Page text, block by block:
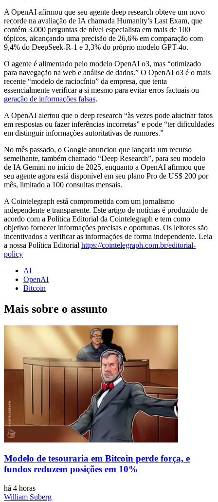
A OpenAI afirmou que seu agente deep research obteve um novo
recorde na avaliação de IA chamada Humanity’s Last Exam, que
contém 3.000 perguntas de nível especialista em mais de 100
tópicos, alcançando uma precisão de 26,6% em comparação com
9,4% do DeepSeek-R-1 e 3,3% do próprio modelo GPT-4o.
O agente é alimentado pelo modelo OpenAI o3, mas “otimizado
para navegação na web e análise de dados.” O OpenAI o3 é o mais
recente “modelo de raciocínio” da empresa, que tenta
essencialmente verificar a si mesmo para evitar erros factuais ou
geração de informações falsas.
A OpenAI alertou que o deep research “às vezes pode alucinar fatos
em respostas ou fazer inferências incorretas” e pode “ter dificuldades
em distinguir informações autoritativas de rumores.”
No mês passado, o Google anunciou que lançaria um recurso
semelhante, também chamado “Deep Research”, para seu modelo
de IA Gemini no início de 2025, enquanto a OpenAI afirmou que
seu agente agora está disponível em seu plano Pro de US$ 200 por
mês, limitado a 100 consultas mensais.
A Cointelegraph está comprometida com um jornalismo
independente e transparente. Este artigo de notícias é produzido de
acordo com a Política Editorial da Cointelegraph e tem como
objetivo fornecer informações precisas e oportunas. Os leitores são
incentivados a verificar as informações de forma independente. Leia
a nossa Política Editorial https://cointelegraph.com.br/editorial-
policy
AI
OpenAI
Bitcoin
Mais sobre o assunto
Modelo de tesouraria em Bitcoin perde força, e
fundos reduzem posições em 10%
há 4 horas
William Suberg